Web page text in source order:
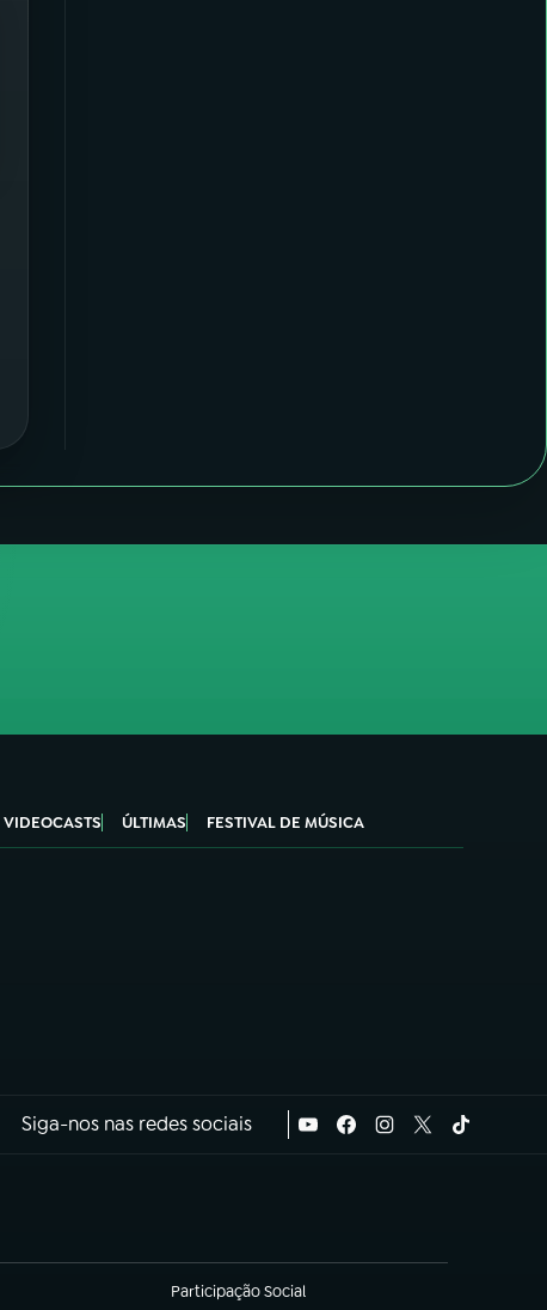
VIDEOCASTS ÚLTIMAS FESTIVAL DE MÚSICA
Siga-nos nas redes sociais
Participação Social
(abre em nova aba)